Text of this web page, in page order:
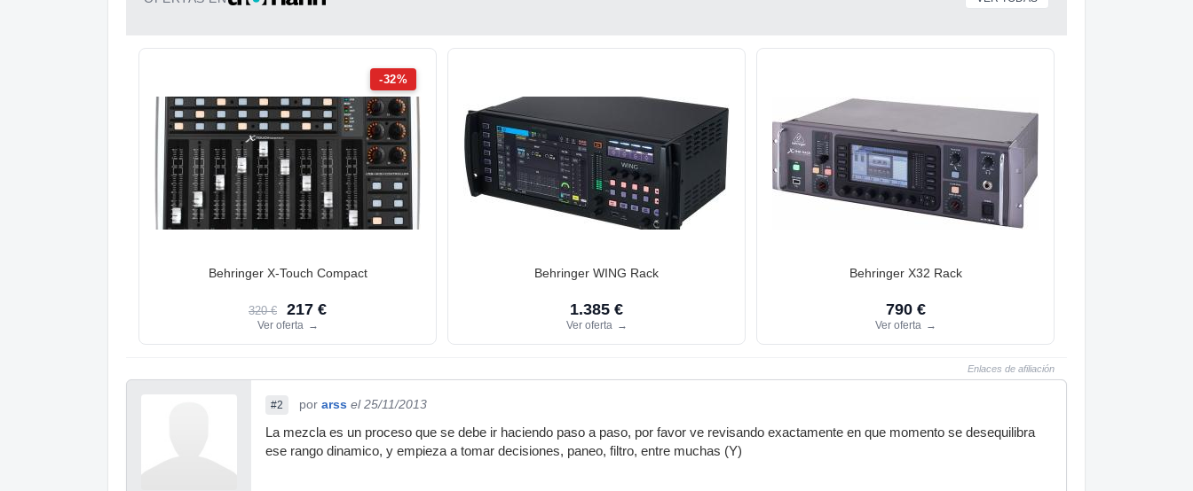
-32%
Behringer X-Touch Compact
320 € 217 €
Ver oferta →
Behringer WING Rack
1.385 €
Ver oferta →
Behringer X32 Rack
790 €
Ver oferta →
Enlaces de afiliación
#2 por arss el 25/11/2013
La mezcla es un proceso que se debe ir haciendo paso a paso, por favor ve revisando exactamente en que momento se desequilibra
ese rango dinamico, y empieza a tomar decisiones, paneo, filtro, entre muchas (Y)